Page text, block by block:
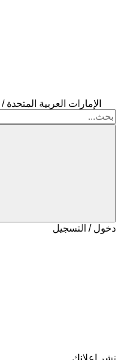
الإمارات العربية المتحدة /
دخول / التسجيل
نشر إعلانك